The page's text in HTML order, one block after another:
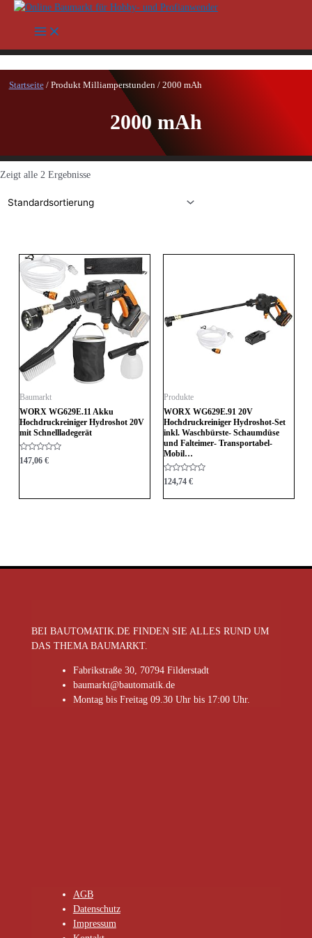
Zum
Main
Menu
Startseite/ Produkt Milliamperstunden / 2000 mAh
2000 mAh
Zeigt alle 2 Ergebnisse
Baumarkt
WORX WG629E.11 Akku
Hochdruckreiniger Hydroshot 20V
mit Schnellladegerät
Bewertet
mit
147,06€
Produkte
WORX WG629E.91 20V
Hochdruckreiniger Hydroshot-Set
inkl. Waschbürste- Schaumdüse
und Falteimer- Transportabel-
Mobil…
Bewertet
mit
124,74 €
BEI BAUTOMATIK.DE FINDEN SIE ALLES RUND UM
DAS THEMA BAUMARKT.
Fabrikstraße 30, 70794 Filderstadt
baumarkt@bautomatik.de
Montag bis Freitag 09.30 Uhr bis 17:00 Uhr.
AGB
Datenschutz
Impressum